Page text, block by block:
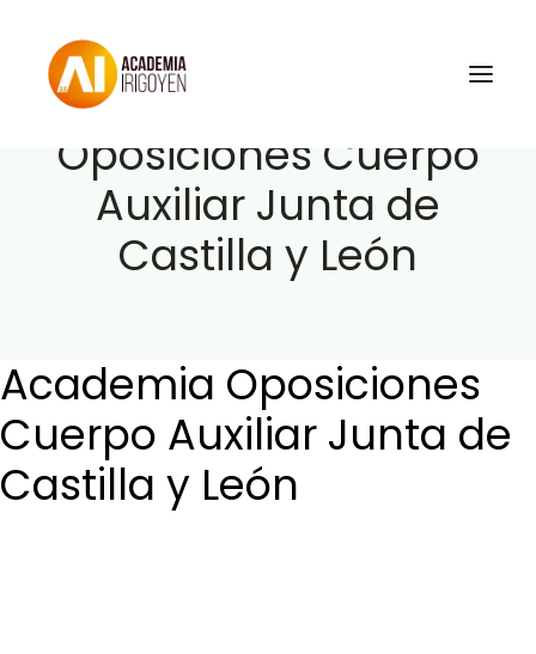
Oposiciones
Preguntas Frecuentes
BuscaOpos 🔎
Academia
Oposiciones Cuerpo
Auxiliar Junta de
Castilla y León
Academia Oposiciones
Cuerpo Auxiliar Junta de
Castilla y León